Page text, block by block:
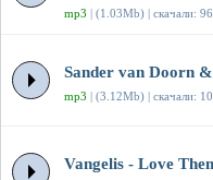
mp3 | (1.03Mb) | скачали: 96
Sander van Doorn
mp3 | (3.12Mb) | скачали:
Vangelis - Love